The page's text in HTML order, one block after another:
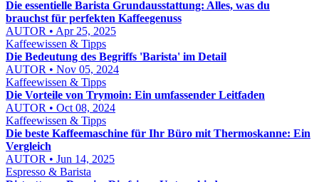
Die essentielle Barista Grundausstattung: Alles, was du
brauchst für perfekten Kaffeegenuss
AUTOR • Apr 25, 2025
Kaffeewissen & Tipps
Die Bedeutung des Begriffs 'Barista' im Detail
AUTOR • Nov 05, 2024
Kaffeewissen & Tipps
Die Vorteile von Trymoin: Ein umfassender Leitfaden
AUTOR • Oct 08, 2024
Kaffeewissen & Tipps
Die beste Kaffeemaschine für Ihr Büro mit Thermoskanne: Ein
Vergleich
AUTOR • Jun 14, 2025
Espresso & Barista